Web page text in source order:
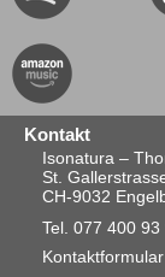
Kontakt
Isonatura –
St.
CH-9032
Tel. 077 400 93
Kontaktformular